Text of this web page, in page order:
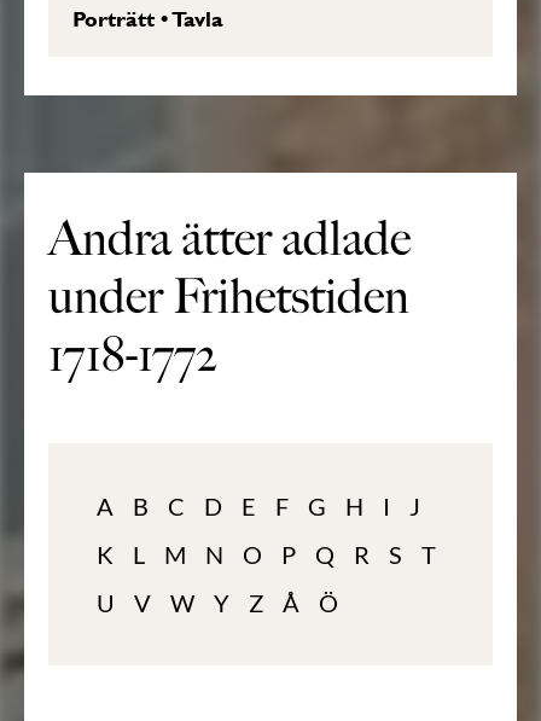
Porträtt•Tavla
Andra ätter adlade
under Frihetstiden
1718-1772
A B C D E F G H I
J
K
L M N O P Q R S
T
U
V W Y Z Å Ö